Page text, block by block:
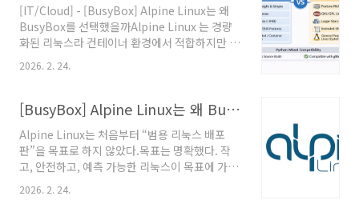
[IT/Cloud] - [BusyBox] Alpine Linux는 왜
BusyBox를 선택했을까Alpine Linux 는 경량
화된 리눅스라 컨테이너 환경에서 적합하지만 파
이썬을 쓰면 안 된다.Alpine이 좋다고 해서, 모든
워크로드에 적합한 건 아니다.컨테이너 환경에서
면이 작다는 점에서 매우 매력적이다.특히 파이
썬에서는 이야기가 달라진다.1. 근본적인 차이:
musl vs glibcAlpine은 musl libc 사용파이썬
생태계는 glibc 기준으로 빌드된 바이너리가 대
부분많은 패키지가 wheel을 못 쓰고 소스 빌드
로 떨어진다참고1 PEP 656 – Platform Tag
2026. 2. 24.
[BusyBox] Alpine Linux는 왜 BusyBox를 선택했을까
Alpine Linux는 처음부터 “범용 리눅스 배포
판”을 목표로 하지 않았다.목표는 명확했다. 작
고, 안전하고, 예측 가능한 리눅스이 목표에 가장
잘 맞는 유틸리티가 바로 BusyBox였다.
https://wiki.alpinelinux.org/wiki/BusyBox
2026. 2. 24.